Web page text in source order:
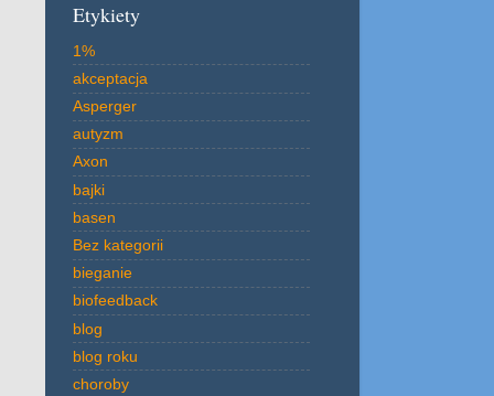
Etykiety
1%
akceptacja
Asperger
autyzm
Axon
bajki
basen
Bez kategorii
bieganie
biofeedback
blog
blog roku
choroby